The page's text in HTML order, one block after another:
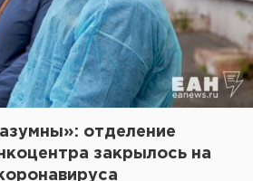
отделение
закрылось на